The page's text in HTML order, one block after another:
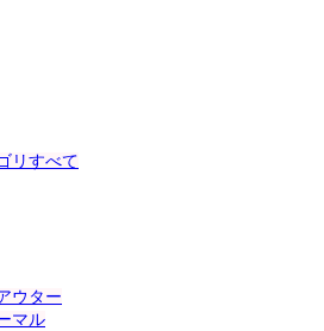
リすべて
ウター
マル